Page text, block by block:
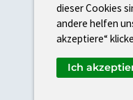
dieser Cookies
andere helfen
akzeptiere“
Ich